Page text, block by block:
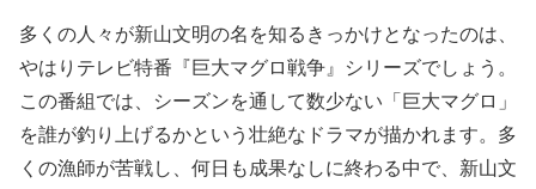
多くの人々が新山文明の名を知るきっかけとなったのは、
やはりテレビ特番『巨大マグロ戦争』シリーズでしょう。
この番組では、シーズンを通して数少ない「巨大マグロ」
を誰が釣り上げるかという壮絶なドラマが描かれます。多
くの漁師が苦戦し、何日も成果なしに終わる中で、新山文